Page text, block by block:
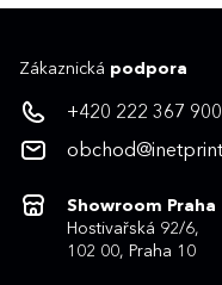
Zákaznická podpora
+420 222 367 900
Showroom Praha
Hostivařská 92/6,
102 00, Praha 10